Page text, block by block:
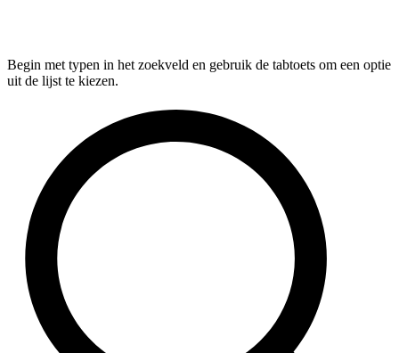
Begin met typen in het zoekveld en gebruik de tabtoets om een optie
uit de lijst te kiezen.